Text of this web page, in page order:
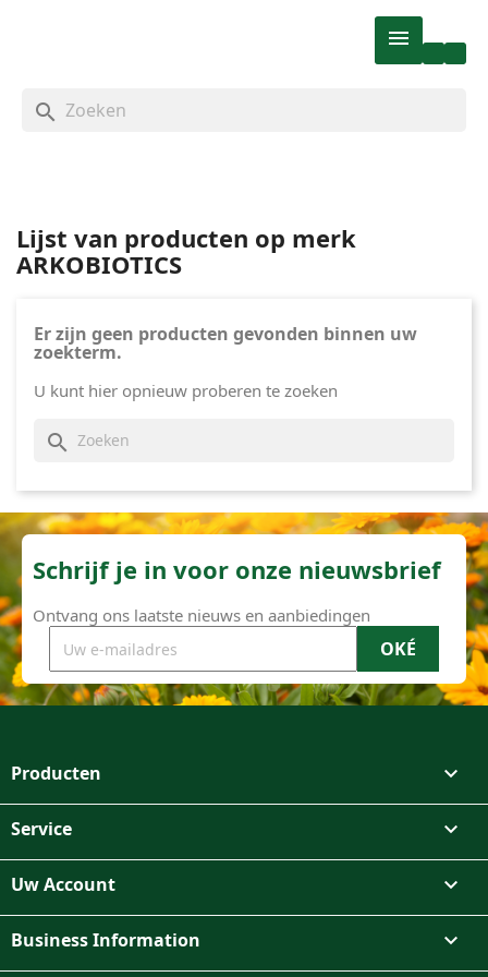

search
Lijst van producten op merk
ARKOBIOTICS
Er zijn geen producten gevonden binnen uw
zoekterm.
U kunt hier opnieuw proberen te zoeken
search
Schrijf je in voor onze nieuwsbrief
Ontvang ons laatste nieuws en aanbiedingen
Producten 
Service 
Uw Account 
Business Information 